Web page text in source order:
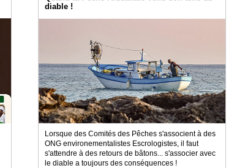
diable !
Lorsque des Comités des Pêches s'associent à des
ONG environementalistes Escrologistes, il faut
s'attendre à des retours de bâtons... s'associer avec
le diable a toujours des conséquences !